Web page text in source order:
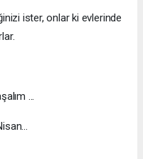
ister, onlar ki evlerinde
...